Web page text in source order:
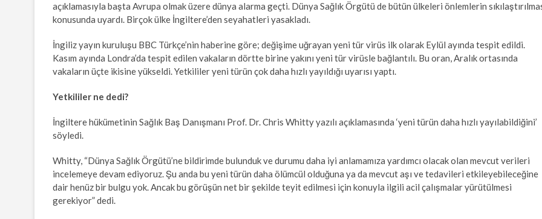
açıklamasıyla başta Avrupa olmak üzere dünya alarma geçti. Dünya Sağlık Örgütü de bütün ülkeleri önlemlerin
konusunda uyardı. Birçok ülke İngiltere’den seyahatleri yasakladı.
İngiliz yayın kuruluşu BBC Türkçe’nin haberine göre; değişime uğrayan yeni tür virüs ilk olarak Eylül ayında tespit edildi.
Kasım ayında Londra’da tespit edilen vakaların dörtte birine yakını yeni tür virüsle bağlantılı. Bu oran, Aralık ortasında
vakaların üçte ikisine yükseldi. Yetkililer yeni türün çok daha hızlı yayıldığı uyarısı yaptı.
Yetkililer ne dedi?
İngiltere hükümetinin Sağlık Baş Danışmanı Prof. Dr. Chris Whitty yazılı açıklamasında ‘yeni türün daha hızlı yayılabildiğini’
söyledi.
Whitty, “Dünya Sağlık Örgütü’ne bildirimde bulunduk ve durumu daha iyi anlamamıza yardımcı olacak olan mevcut verileri
incelemeye devam ediyoruz. Şu anda bu yeni türün daha ölümcül olduğuna ya da mevcut aşı ve tedavileri etkileyebileceğine
dair henüz bir bulgu yok. Ancak bu görüşün net bir şekilde teyit edilmesi için konuyla ilgili acil çalışmalar yürütülmesi
gerekiyor” dedi.